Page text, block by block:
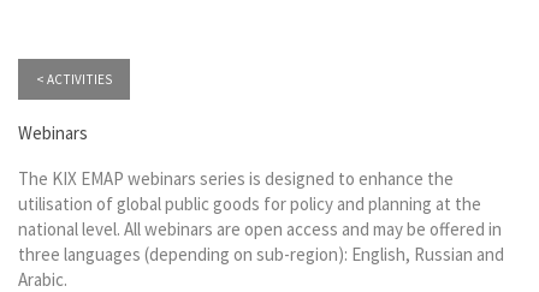
< ACTIVITIES
Webinars
The KIX EMAP webinars series is designed to enhance the
utilisation of global public goods for policy and planning at the
national level. All webinars are open access and may be offered in
three languages (depending on sub-region): English, Russian and
Arabic.